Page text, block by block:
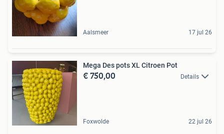
Aalsmeer 17 jul 26
Mega Des pots XL Citroen Pot
€ 750,00 Details
Foxwolde 22 jul 26